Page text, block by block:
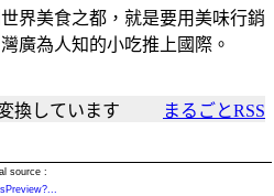
界美食之都，就是要用美味行銷
廣為人知的小吃推上國際。
換しています まるごとRSS
source :